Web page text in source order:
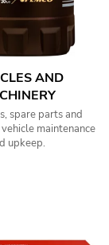
AND
spare parts and
maintenance
upkeep.